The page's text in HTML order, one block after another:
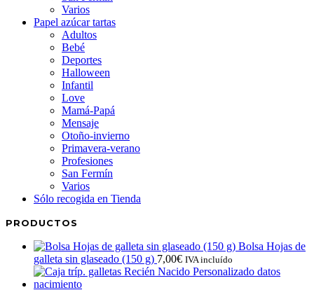
Varios
Papel azúcar tartas
Adultos
Bebé
Deportes
Halloween
Infantil
Love
Mamá-Papá
Mensaje
Otoño-invierno
Primavera-verano
Profesiones
San Fermín
Varios
Sólo recogida en Tienda
PRODUCTOS
Bolsa Hojas de
galleta sin glaseado (150 g) 7,00€ IVA incluído